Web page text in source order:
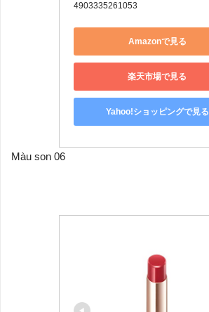
4903335261053
Amazonで見る
楽天市場で見る
Yahoo!ショッピングで見る
Màu son 06